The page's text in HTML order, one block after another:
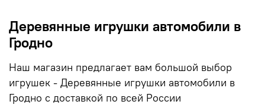
Деревянные игрушки автомобили в
Гродно
Наш магазин предлагает вам большой выбор
игрушек - Деревянные игрушки автомобили в
Гродно с доставкой по всей России